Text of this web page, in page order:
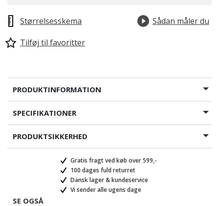
Størrelsesskema
Sådan måler du
Tilføj til favoritter
PRODUKTINFORMATION
SPECIFIKATIONER
PRODUKTSIKKERHED
Gratis fragt ved køb over 599,-
100 dages fuld returret
Dansk lager & kundeservice
Vi sender alle ugens dage
SE OGSÅ